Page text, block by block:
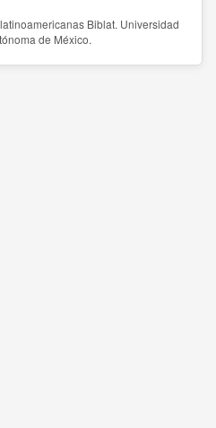
Biblat. Universidad
de México.